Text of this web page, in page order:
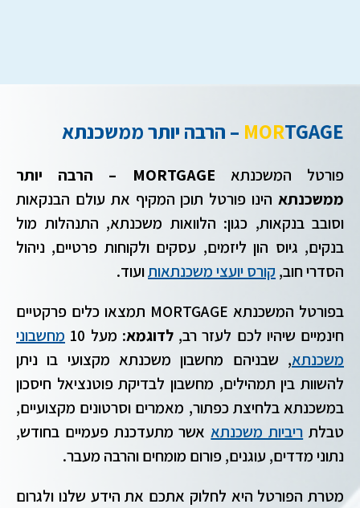
MORTGAGE – הרבה יותר ממשכנתא
פורטל המשכנתא
MORTGAGE – הרבה יותר
ממשכנתא הינו פורטל תוכן המקיף את עולם הבנקאות
וסובב בנקאות, כגון: הלוואות משכנתא, התנהלות מול
בנקים, גיוס הון ליזמים, עסקים ולקוחות פרטיים, ניהול
הסדרי חוב, קורס יועצי משכנתאותועוד.
בפורטל המשכנתא MORTGAGE תמצאו כלים פרקטיים
חינמיים שיהיו לכם לעזר רב,לדוגמא: מעל 10
מחשבוני
משכנתא, שבניהם מחשבון משכנתא מקצועי בו ניתן
להשוות בין תמהילים, מחשבון לבדיקת פוטנציאל חיסכון
במשכנתא בלחיצת כפתור, מאמרים וסרטונים מקצועיים,
טבלת ריביות משכנתאאשר מתעדכנת פעמיים בחודש,
נתוני מדדים, עוגנים, פורום מומחים והרבה מעבר.
מטרת הפורטל היא לחלוק אתכם את הידע שלנו ולגרום